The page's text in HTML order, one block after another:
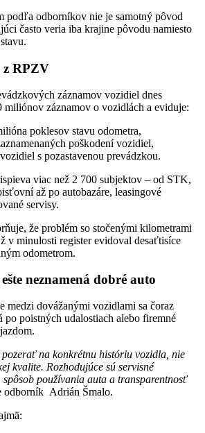
podľa odborníkov nie je samotný pôvod
často veria iba krajine pôvodu namiesto
z RPZV
záznamov vozidiel dnes
miliónov záznamov o vozidlách a eviduje:
poklesov stavu odometra,
poškodení vozidiel,
s pozastavenou prevádzkou.
viac než 2 700 subjektov – od STK,
až po autobazáre, leasingové
servisy.
že problém so stočenými kilometrami
v minulosti register evidoval desaťtisíce
odometrom.
neznamená dobré auto
medzi dovážanými vozidlami sa čoraz
po poistných udalostiach alebo firemné
pozerať na konkrétnu históriu vozidla, nie
kvalite. Rozhodujúce sú servisné
spôsob používania auta a transparentnosť
odborník Adrián Šmalo.